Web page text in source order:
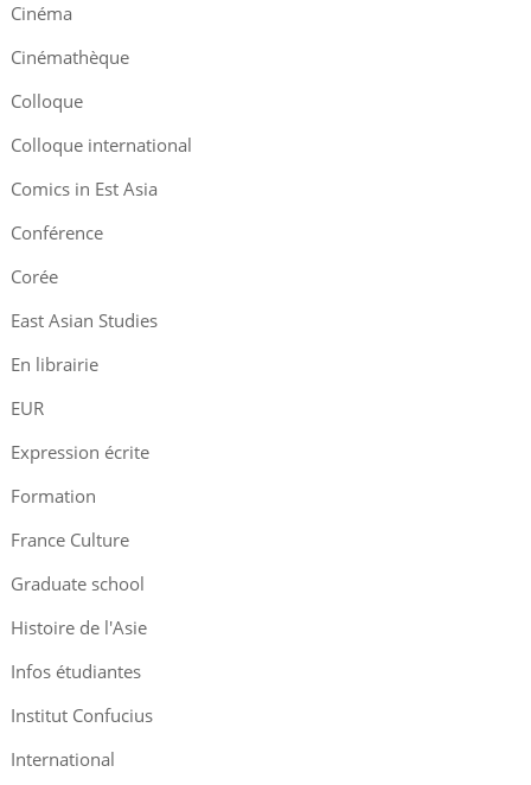
Cinéma
Cinémathèque
Colloque
Colloque international
Comics in Est Asia
Conférence
Corée
East Asian Studies
En librairie
EUR
Expression écrite
Formation
France Culture
Graduate school
Histoire de l'Asie
Infos étudiantes
Institut Confucius
International